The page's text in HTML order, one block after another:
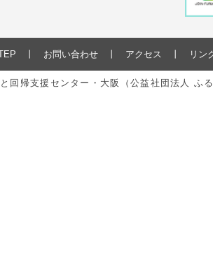
お問い合わせ アクセス リン
回帰支援センター・大阪（公益社団法人